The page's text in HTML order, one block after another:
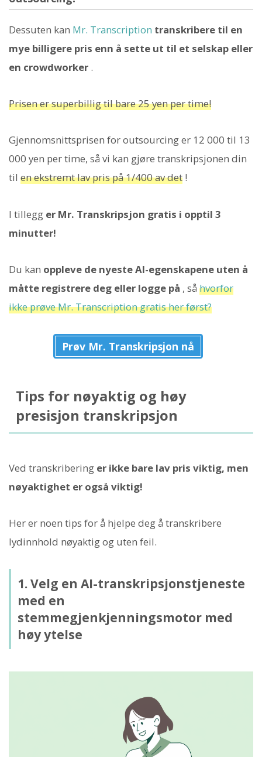
Dessuten kan Mr. Transcription transkribere til en
mye billigere pris enn å sette ut til et selskap eller
en crowdworker .
Prisen er superbillig til bare 25 yen per time!
Gjennomsnittsprisen for outsourcing er 12 000 til 13
000 yen per time, så vi kan gjøre transkripsjonen din
til en ekstremt lav pris på 1/400 av det !
I tillegg er Mr. Transkripsjon gratis i opptil 3
minutter!
Du kan oppleve de nyeste AI-egenskapene uten å
måtte registrere deg eller logge på , så hvorfor
ikke prøve Mr. Transcription gratis her først?
Prøv Mr. Transkripsjon nå
Tips for nøyaktig og høy
presisjon transkripsjon
Ved transkribering er ikke bare lav pris viktig, men
nøyaktighet er også viktig!
Her er noen tips for å hjelpe deg å transkribere
lydinnhold nøyaktig og uten feil.
1. Velg en AI-transkripsjonstjeneste
med en
stemmegjenkjenningsmotor med
høy ytelse